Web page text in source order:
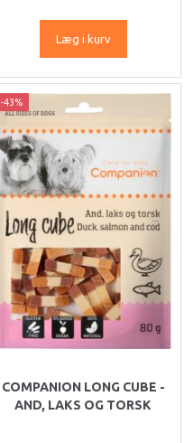
Læg i kurv
-43%
COMPANION LONG CUBE -
AND, LAKS OG TORSK